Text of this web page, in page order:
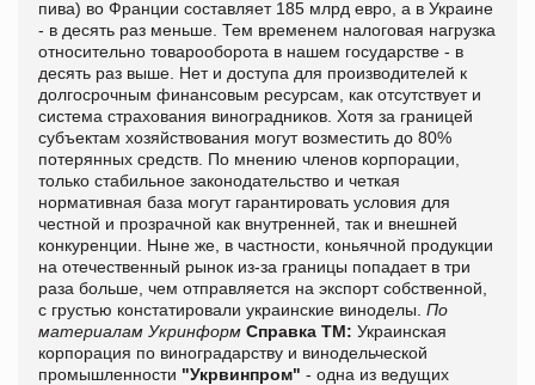
пива) во Франции составляет 185 млрд евро, а в Украине
- в десять раз меньше. Тем временем налоговая нагрузка
относительно товарооборота в нашем государстве - в
десять раз выше. Нет и доступа для производителей к
долгосрочным финансовым ресурсам, как отсутствует и
система страхования виноградников. Хотя за границей
субъектам хозяйствования могут возместить до 80%
потерянных средств. По мнению членов корпорации,
только стабильное законодательство и четкая
нормативная база могут гарантировать условия для
честной и прозрачной как внутренней, так и внешней
конкуренции. Ныне же, в частности, коньячной продукции
на отечественный рынок из-за границы попадает в три
раза больше, чем отправляется на экспорт собственной,
с грустью констатировали украинские виноделы. По
материалам Укринформ Справка ТМ: Украинская
корпорация по виноградарству и винодельческой
промышленности "Укрвинпром" - одна из ведущих